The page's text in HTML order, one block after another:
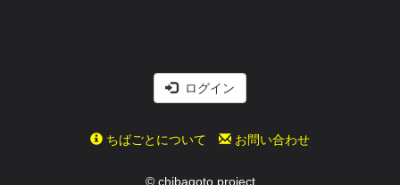
ログイン
ちばごとについて お問い合わせ
© chibagoto project